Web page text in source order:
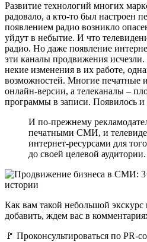
Развитие технологий многих
радовало, а кто-то был настроен
появлением радио возникло
уйдут в небытие. И что
радио. Но даже появление
эти каналы продвижения
некие изменения в их работе,
возможностей. Многие печатные
онлайн-версии, а телеканалы –
программы в записи. Появилось и
И по-прежнему
печатными СМИ, и
интернет-ресурсами для
до своей целевой аудитории.
Как вам такой небольшой
добавить, ждем вас в
🚩 Проконсультироваться по PR-